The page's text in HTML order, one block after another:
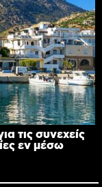
τις συνεχείς
εν μέσω